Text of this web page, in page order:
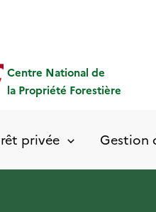
Centre National de
la Propriété Forestière
privée Gestion